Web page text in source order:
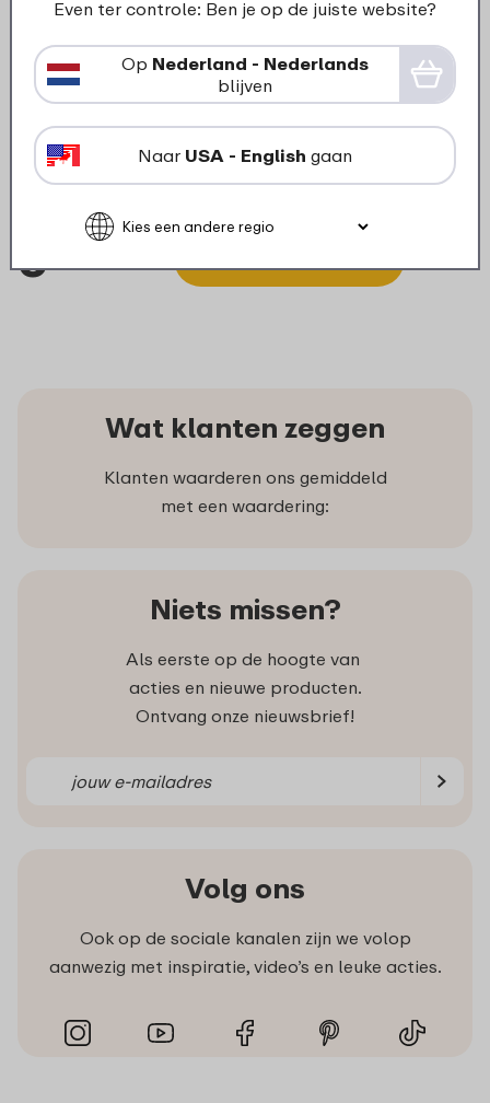
Onder- en middendeksel
lunchpot Ellipse - Vivid blue
6
Wat klanten zeggen
Klanten waarderen ons gemiddeld
met een waardering:
Niets missen?
Als eerste op de hoogte van
acties en nieuwe producten.
Ontvang onze nieuwsbrief!
Volg ons
Ook op de sociale kanalen zijn we volop
aanwezig met inspiratie, video’s en leuke acties.
Even ter controle: Ben je op de juiste website?
Op Nederland - Nederlands
blijven
Naar USA - English gaan